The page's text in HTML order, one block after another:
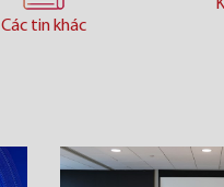
Các tin khác